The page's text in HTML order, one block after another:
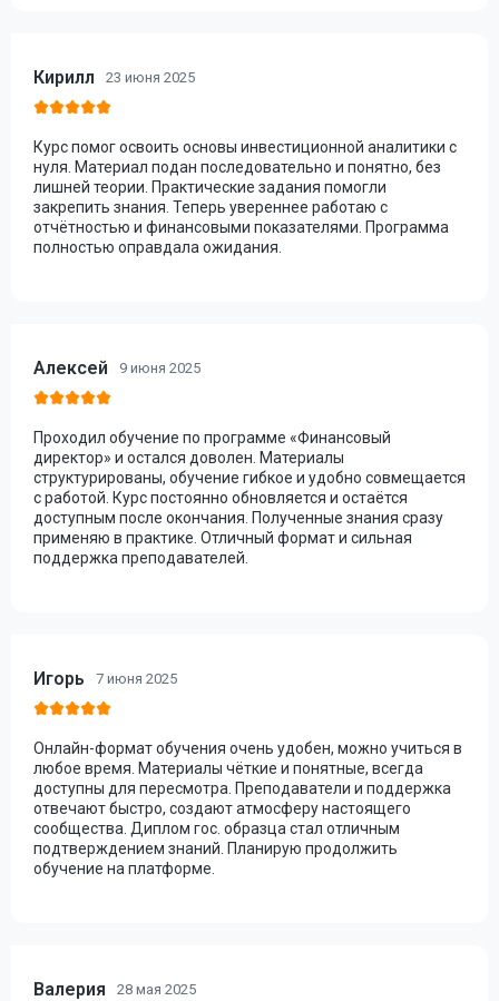
Кирилл 23 июня 2025
Курс помог освоить основы инвестиционной аналитики с
нуля. Материал подан последовательно и понятно, без
лишней теории. Практические задания помогли
закрепить знания. Теперь увереннее работаю с
отчётностью и финансовыми показателями. Программа
полностью оправдала ожидания.
Алексей 9 июня 2025
Проходил обучение по программе «Финансовый
директор» и остался доволен. Материалы
структурированы, обучение гибкое и удобно совмещается
с работой. Курс постоянно обновляется и остаётся
доступным после окончания. Полученные знания сразу
применяю в практике. Отличный формат и сильная
поддержка преподавателей.
Игорь 7 июня 2025
Онлайн-формат обучения очень удобен, можно учиться в
любое время. Материалы чёткие и понятные, всегда
доступны для пересмотра. Преподаватели и поддержка
отвечают быстро, создают атмосферу настоящего
сообщества. Диплом гос. образца стал отличным
подтверждением знаний. Планирую продолжить
обучение на платформе.
Валерия 28 мая 2025